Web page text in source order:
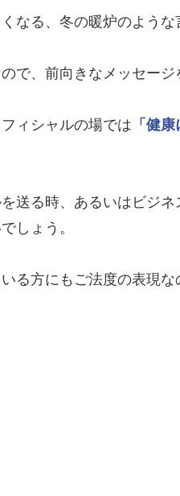
なる、冬の暖炉のような
で、前向きなメッセージ
ィシャルの場では 「健
送る時、あるいはビジ
しょう。
る方にもご法度の表現